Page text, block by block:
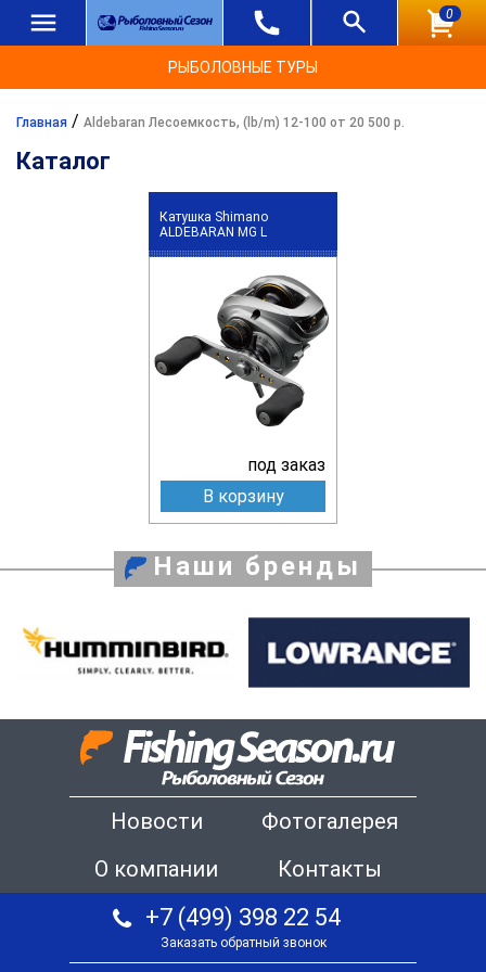
0
РЫБОЛОВНЫЕ ТУРЫ
Главная / Aldebaran Лесоемкость, (lb/m) 12-100 от 20 500 р.
Каталог
Катушка Shimano
ALDEBARAN MG L
под заказ
В корзину
Наши бренды
Новости
Фотогалерея
О компании
Контакты
+7 (499) 398 22 54
Заказать обратный звонок